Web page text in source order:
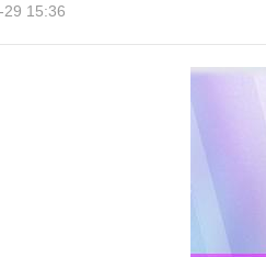
29 15:36